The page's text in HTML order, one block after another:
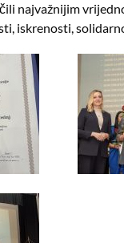
najvažnijim
iskrenosti,